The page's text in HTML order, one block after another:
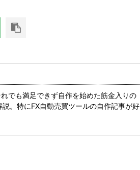
でも満足できず自作を始めた筋金入りの
。特にFX自動売買ツールの自作記事が好